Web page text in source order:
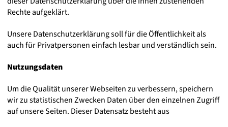
Rechte aufgeklärt.
Unsere Datenschutzerklärung soll für die Öffentlichkeit als
auch für Privatpersonen einfach lesbar und verständlich sein.
Nutzungsdaten
Um die Qualität unserer Webseiten zu verbessern, speichern
wir zu statistischen Zwecken Daten über den einzelnen Zugriff
auf unsere Seiten. Dieser Datensatz besteht aus